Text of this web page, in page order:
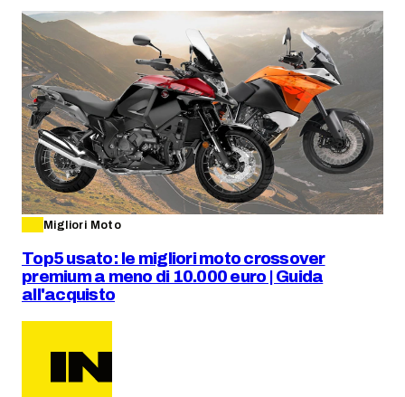
Migliori Moto
Top5 usato: le migliori moto crossover
premium a meno di 10.000 euro | Guida
all'acquisto